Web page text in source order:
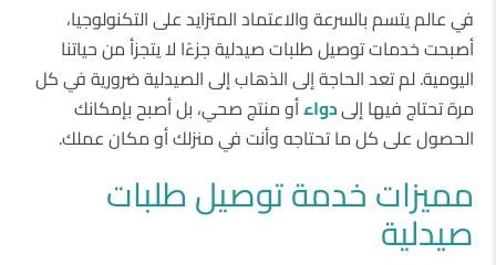
في عالم يتسم بالسرعة والاعتماد المتزايد على التكنولوجيا،
أصبحت خدمات توصيل طلبات صيدلية جزءًا لا يتجزأ من حياتنا
اليومية. لم تعد الحاجة إلى الذهاب إلى الصيدلية ضرورية في كل
مرة تحتاج فيها إلىدواءأو منتج صحي، بل أصبح بإمكانك
الحصول على كل ما تحتاجه وأنت في منزلك أو مكان عملك.
مميزات خدمة توصيل طلبات
صيدلية